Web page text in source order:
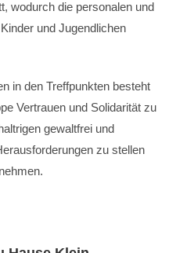
wodurch die personalen und
und Jugendlichen
in den Treffpunkten besteht
Vertrauen und Solidarität zu
gewaltfrei und
zu stellen